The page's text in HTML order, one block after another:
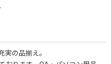
の品揃え。